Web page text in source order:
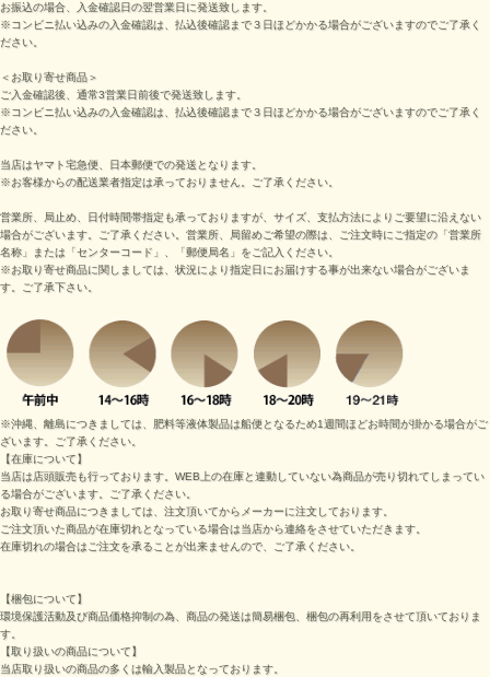
お振込の場合、入金確認日の翌営業日に発送致します。
※コンビニ払い込みの入金確認は、払込後確認まで３日ほどかかる場合がございますのでご了承く
ださい。
＜お取り寄せ商品＞
ご入金確認後、通常3営業日前後で発送致します。
※コンビニ払い込みの入金確認は、払込後確認まで３日ほどかかる場合がございますのでご了承く
ださい。
当店はヤマト宅急便、日本郵便での発送となります。
※お客様からの配送業者指定は承っておりません。ご了承ください。
営業所、局止め、日付時間帯指定も承っておりますが、サイズ、支払方法によりご要望に沿えない
場合がございます。ご了承ください。営業所、局留めご希望の際は、ご注文時にご指定の「営業所
名称」または「センターコード」、「郵便局名」をご記入ください。
※お取り寄せ商品に関しましては、状況により指定日にお届けする事が出来ない場合がございま
す。ご了承下さい。
※沖縄、離島につきましては、肥料等液体製品は船便となるため1週間ほどお時間が掛かる場合がご
ざいます。ご了承ください。
【在庫について】
当店は店頭販売も行っております。WEB上の在庫と連動していない為商品が売り切れてしまってい
る場合がございます。ご了承ください。
お取り寄せ商品につきましては、注文頂いてからメーカーに注文しております。
ご注文頂いた商品が在庫切れとなっている場合は当店から連絡をさせていただきます。
在庫切れの場合はご注文を承ることが出来ませんので、ご了承ください。
【梱包について】
環境保護活動及び商品価格抑制の為、商品の発送は簡易梱包、梱包の再利用をさせて頂いておりま
す。
【取り扱いの商品について】
当店取り扱いの商品の多くは輸入製品となっております。